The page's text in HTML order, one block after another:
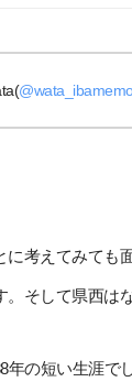
考えてみても
そして県西は
の短い生涯で